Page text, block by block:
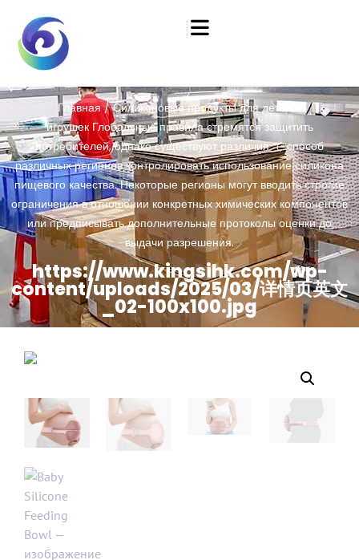
Главная/Силиконовые продукты для детей и
игрушекГлобальные правила стремятся защитить
потребителей, однако существуют различия で способ
различных регионов контролировать использование силикона
пищевого качества. Некоторые регионы могут вводить строгие
ограничения в отношении конкретных химических компонентов
или предписывать дополнительные протоколы оценки до
выдачи разрешения.
https://www.kingsihk.com/wp-
content/uploads/2025/03/详情页英文
_02-100x100.jpg